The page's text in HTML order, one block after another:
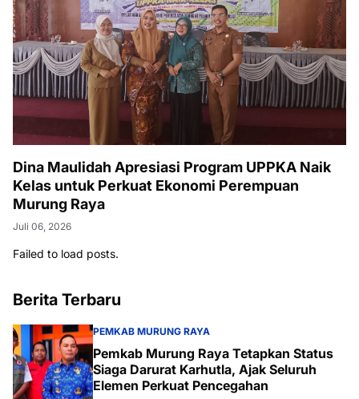
Dina Maulidah Apresiasi Program UPPKA Naik
Kelas untuk Perkuat Ekonomi Perempuan
Murung Raya
Juli 06, 2026
Failed to load posts.
Berita Terbaru
PEMKAB MURUNG RAYA
Pemkab Murung Raya Tetapkan Status
Siaga Darurat Karhutla, Ajak Seluruh
Elemen Perkuat Pencegahan